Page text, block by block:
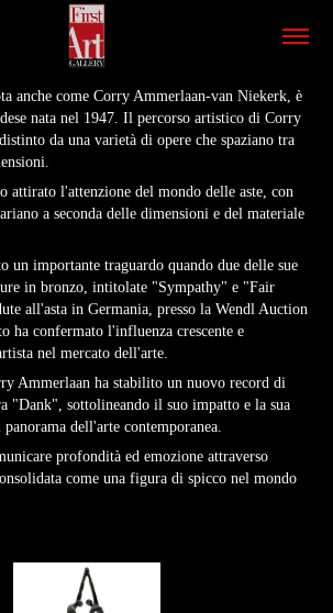
anche come Corry Ammerlaan-van Niekerk, è
nata nel 1947. Il percorso artistico di Corry
da una varietà di opere che spaziano tra
attirato l'attenzione del mondo delle aste, con
a seconda delle dimensioni e del materiale
un importante traguardo quando due delle sue
in bronzo, intitolate "Sympathy" e "Fair
all'asta in Germania, presso la Wendl Auction
ha confermato l'influenza crescente e
nel mercato dell'arte.
Ammerlaan ha stabilito un nuovo record di
"Dank", sottolineando il suo impatto e la sua
dell'arte contemporanea.
profondità ed emozione attraverso
come una figura di spicco nel mondo